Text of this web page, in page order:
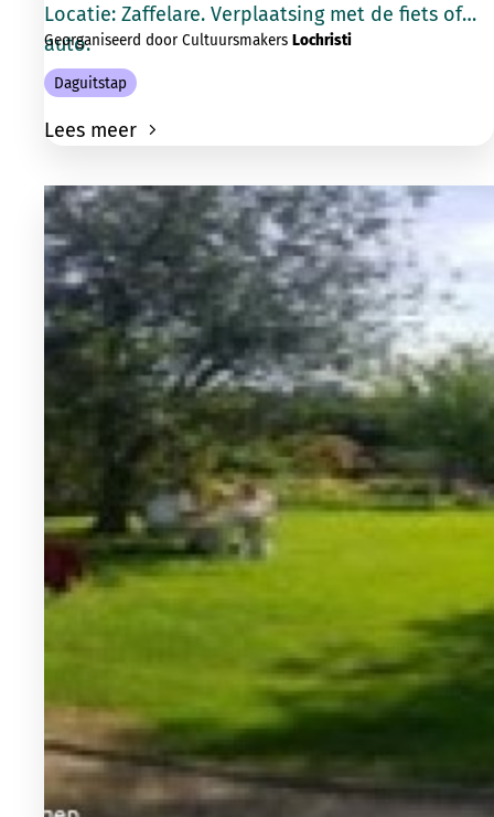
Locatie: Zaffelare. Verplaatsing met de fiets of
auto.
Georganiseerd door Cultuursmakers Lochristi
Daguitstap
Lees meer